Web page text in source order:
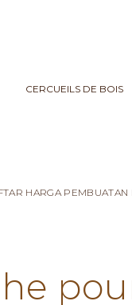
CERCUEILS DE BOIS
HARGA